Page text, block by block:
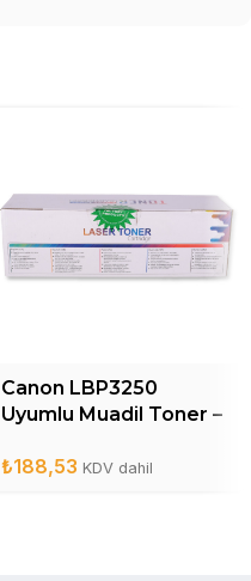
Canon LBP3250
Uyumlu Muadil Toner –
₺188,53 KDV dahil